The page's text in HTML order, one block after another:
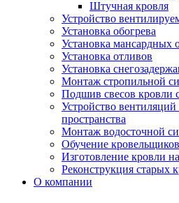
Штучная кровля
Устройство
Установка обогрева
Установка мансардных
Установка отливов
Установка
Монтаж стропильной
Подшив свесов кровли
Устройство
пространства
Монтаж водосточной
Обучение кровельщиков
Изготовление кровли на
Реконструкция старых
О компании